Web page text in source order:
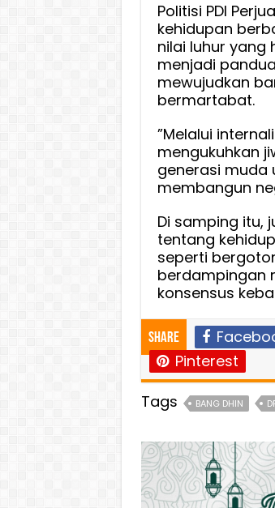
Politisi PDI
kehidupan
nilai luhur yang
menjadi
mewujudkan
bermartabat.
”Melalui
mengukuhkan
generasi muda
membangun
Di samping itu,
tentang
seperti
berdampingan
konsensus
Share
Pinterest
Tags
BANG DHIN